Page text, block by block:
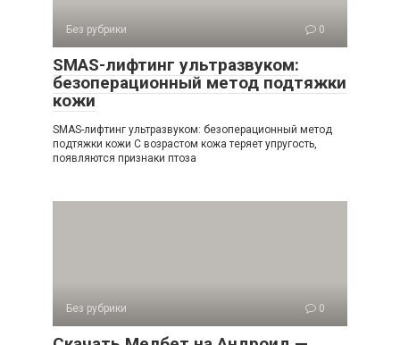
Без рубрики 0
SMAS-лифтинг ультразвуком:
безоперационный метод подтяжки
кожи
SMAS-лифтинг ультразвуком: безоперационный метод
подтяжки кожи С возрастом кожа теряет упругость,
появляются признаки птоза
Без рубрики 0